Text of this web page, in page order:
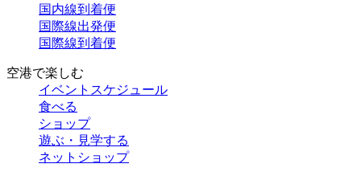
国内線到着便
国際線出発便
国際線到着便
空港で楽しむ
イベントスケジュール
食べる
ショップ
遊ぶ・見学する
ネットショップ